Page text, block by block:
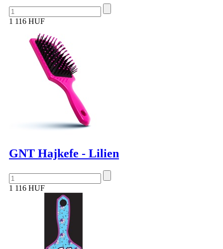
1 116 HUF
GNT Hajkefe - Lilien
1 116 HUF